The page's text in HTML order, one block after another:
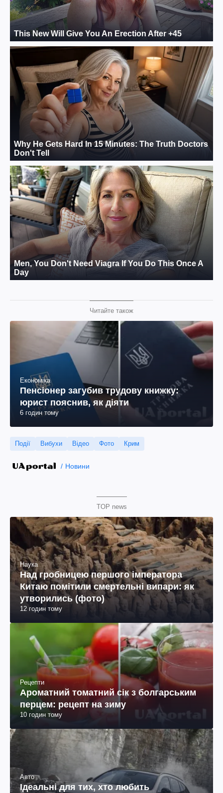
Читайте також
Економіка
Пенсіонер загубив трудову книжку:
юрист пояснив, як діяти
6 годин тому
Події Вибухи Відео Фото Крим
Новини
TOP news
Наука
Над гробницею першого імператора
Китаю помітили смертельні випари: як
утворились (фото)
12 годин тому
Рецепти
Ароматний томатний сік з болгарським
перцем: рецепт на зиму
10 годин тому
Авто
Ідеальні для тих, хто любить